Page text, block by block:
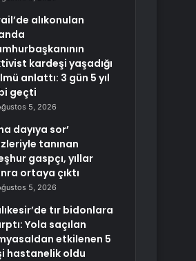
alıkonulan
kardeşi yaşadığı
anlattı: 3 gün 5 yıl
geçti
5, 2026
dayıya sor’
tanınan
gaspçı, yıllar
ortaya çıktı
5, 2026
tır bidonlara
Yola saçılan
etkilenen 5
hastanelik oldu